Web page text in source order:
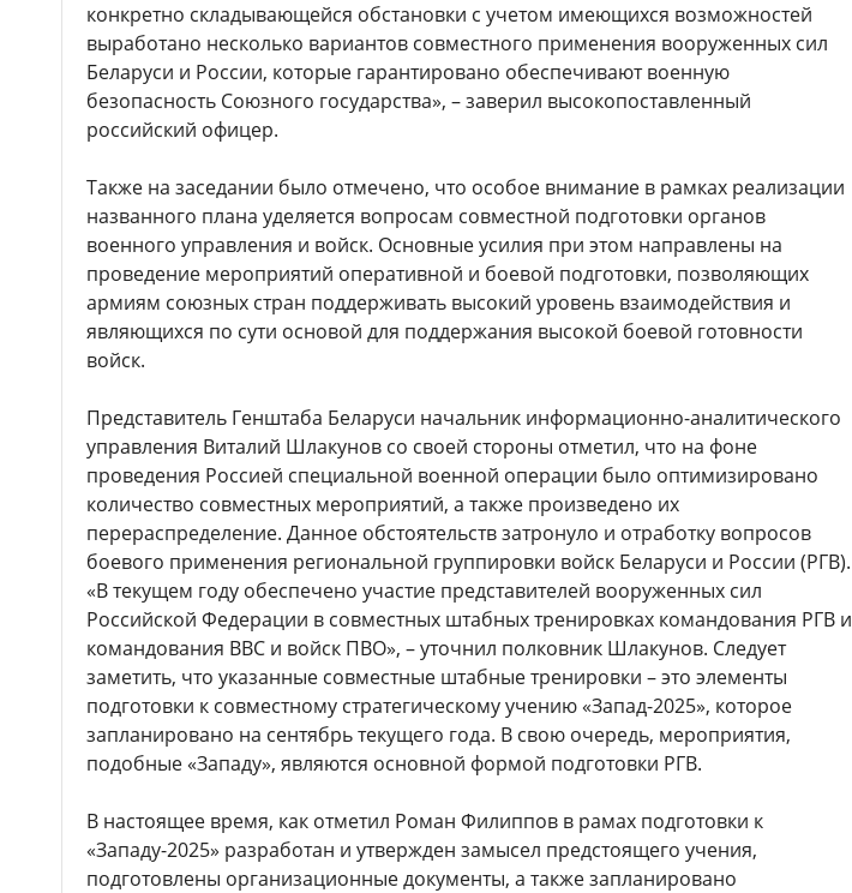
конкретно складывающейся обстановки с учетом имеющихся возможностей
выработано несколько вариантов совместного применения вооруженных сил
Беларуси и России, которые гарантировано обеспечивают военную
безопасность Союзного государства», – заверил высокопоставленный
российский офицер.
Также на заседании было отмечено, что особое внимание в рамках реализации
названного плана уделяется вопросам совместной подготовки органов
военного управления и войск. Основные усилия при этом направлены на
проведение мероприятий оперативной и боевой подготовки, позволяющих
армиям союзных стран поддерживать высокий уровень взаимодействия и
являющихся по сути основой для поддержания высокой боевой готовности
войск.
Представитель Генштаба Беларуси начальник информационно-аналитического
управления Виталий Шлакунов со своей стороны отметил, что на фоне
проведения Россией специальной военной операции было оптимизировано
количество совместных мероприятий, а также произведено их
перераспределение. Данное обстоятельств затронуло и отработку вопросов
боевого применения региональной группировки войск Беларуси и России (РГВ).
«В текущем году обеспечено участие представителей вооруженных сил
Российской Федерации в совместных штабных тренировках командования РГВ и
командования ВВС и войск ПВО», – уточнил полковник Шлакунов. Следует
заметить, что указанные совместные штабные тренировки – это элементы
подготовки к совместному стратегическому учению «Запад-2025», которое
запланировано на сентябрь текущего года. В свою очередь, мероприятия,
подобные «Западу», являются основной формой подготовки РГВ.
В настоящее время, как отметил Роман Филиппов в рамах подготовки к
«Западу-2025» разработан и утвержден замысел предстоящего учения,
подготовлены организационные документы, а также запланировано